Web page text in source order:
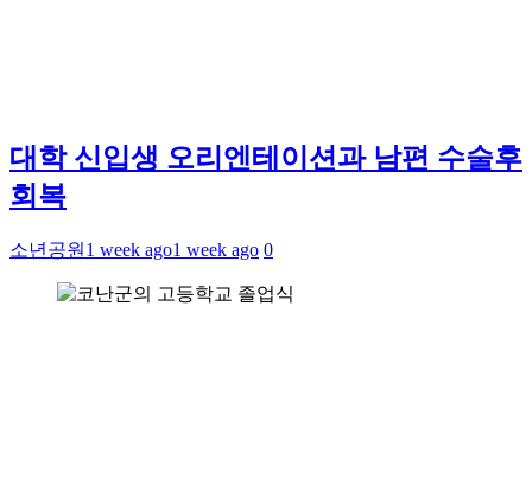
대학 신입생 오리엔테이션과 남편 수술후
회복
소년공원 1 week ago1 week ago 0